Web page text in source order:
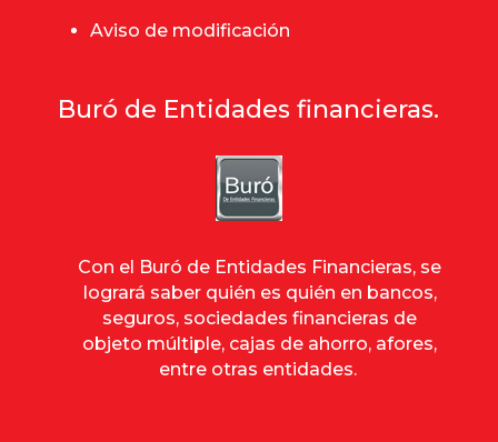
Aviso de modificación
Buró de Entidades financieras.
Con el Buró de Entidades Financieras, se
logrará saber quién es quién en bancos,
seguros, sociedades financieras de
objeto múltiple, cajas de ahorro, afores,
entre otras entidades.